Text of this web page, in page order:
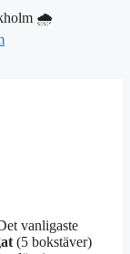
🌧
vanligaste
(5 bokstäver)